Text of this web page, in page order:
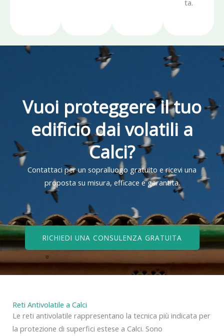
ta.
Vuoi proteggere il tuo
edificio dai volatili a
Calci?
Contattaci per un sopralluogo gratuito e ricevi una
proposta su misura, efficace e garantita.
RICHIEDI UNA CONSULENZA GRATUITA
Reti Antivolatile a Calci
Le reti antivolatile rappresentano la tecnica più indicata per
la protezione di superfici estese a Calci. Sono